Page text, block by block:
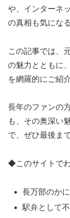
や、インターネ
の真相も気にな
この記事では、
の魅力とともに
を網羅的にご紹
長年のファンの
も、その奥深い
で、ぜひ最後ま
◆このサイトで
長万部のか
駅弁として